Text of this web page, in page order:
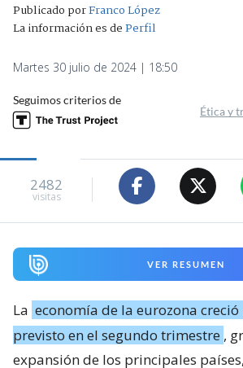
Publicado porFranco López
La información es dePerfil
Martes 30 julio de 2024 | 18:50
Seguimos criterios de
Ética y
2482
visitas
VER RESUMEN
La economía de la eurozona creció
previsto en el segundo trimestre ,
expansión de los principales